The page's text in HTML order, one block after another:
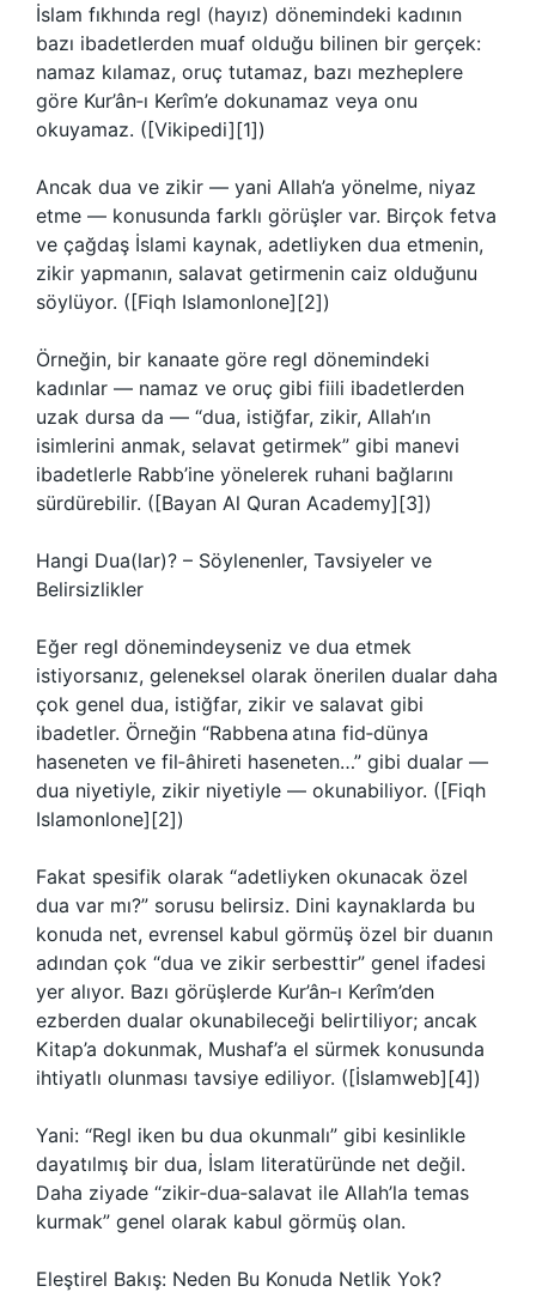
İslam fıkhında regl (hayız) dönemindeki kadının
bazı ibadetlerden muaf olduğu bilinen bir gerçek:
namaz kılamaz, oruç tutamaz, bazı mezheplere
göre Kur’ân‑ı Kerîm’e dokunamaz veya onu
okuyamaz. ([Vikipedi][1])
Ancak dua ve zikir — yani Allah’a yönelme, niyaz
etme — konusunda farklı görüşler var. Birçok fetva
ve çağdaş İslami kaynak, adetliyken dua etmenin,
zikir yapmanın, salavat getirmenin caiz olduğunu
söylüyor. ([Fiqh Islamonlone][2])
Örneğin, bir kanaate göre regl dönemindeki
kadınlar — namaz ve oruç gibi fiili ibadetlerden
uzak dursa da — “dua, istiğfar, zikir, Allah’ın
isimlerini anmak, selavat getirmek” gibi manevi
ibadetlerle Rabb’ine yönelerek ruhani bağlarını
sürdürebilir. ([Bayan Al Quran Academy][3])
Hangi Dua(lar)? – Söylenenler, Tavsiyeler ve
Belirsizlikler
Eğer regl dönemindeyseniz ve dua etmek
istiyorsanız, geleneksel olarak önerilen dualar daha
çok genel dua, istiğfar, zikir ve salavat gibi
ibadetler. Örneğin “Rabbena atına fid‑dünya
haseneten ve fil‑âhireti haseneten…” gibi dualar —
dua niyetiyle, zikir niyetiyle — okunabiliyor. ([Fiqh
Islamonlone][2])
Fakat spesifik olarak “adetliyken okunacak özel
dua var mı?” sorusu belirsiz. Dini kaynaklarda bu
konuda net, evrensel kabul görmüş özel bir duanın
adından çok “dua ve zikir serbesttir” genel ifadesi
yer alıyor. Bazı görüşlerde Kur’ân‑ı Kerîm’den
ezberden dualar okunabileceği belirtiliyor; ancak
Kitap’a dokunmak, Mushaf’a el sürmek konusunda
ihtiyatlı olunması tavsiye ediliyor. ([İslamweb][4])
Yani: “Regl iken bu dua okunmalı” gibi kesinlikle
dayatılmış bir dua, İslam literatüründe net değil.
Daha ziyade “zikir‑dua‑salavat ile Allah’la temas
kurmak” genel olarak kabul görmüş olan.
Eleştirel Bakış: Neden Bu Konuda Netlik Yok?